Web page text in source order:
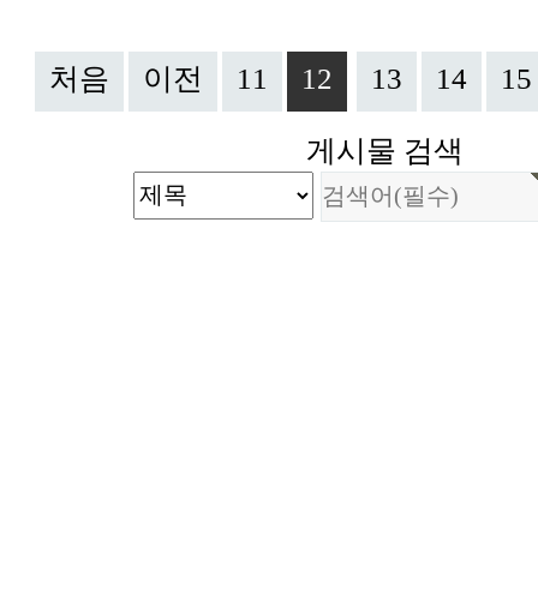
처음 이전 11 12 13 14 15
게시물 검색